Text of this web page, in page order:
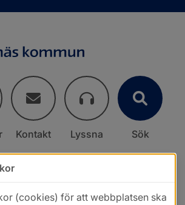
Kontakt Lyssna Sök
(cookies) för att webbplatsen ska